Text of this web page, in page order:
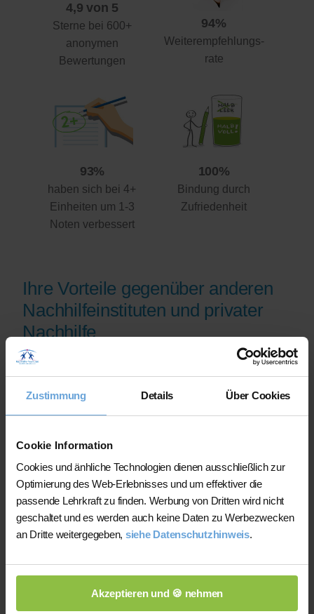
Zustimmung Details Über Cookies
Cookie Information
Cookies und änhliche Technologien dienen ausschließlich zur
Optimierung des Web-Erlebnisses und um effektiver die
passende Lehrkraft zu finden. Werbung von Dritten wird nicht
geschaltet und es werden auch keine Daten zu Werbezwecken
an Dritte weitergegeben, siehe Datenschutzhinweis.
Akzeptieren und 🍪 nehmen
4,9 von 5
Sterne bei 600+
anonymen
Bewertungen
94%
Weiterempfehlungs-
rate
93%
haben sich bei 4+
Einheiten um 1-3
Noten verbessert
100%
Bindung durch
Zufriedenheit
Ihre Vorteile gegenüber anderen
Nachhilfeinstituten und privater
Nachhilfe
Qualifikationsnachweise vor der
Freischaltung geprüft werden.
Nachhilfe-Team.net unterstützt Sie dabei,
möglichst schnell eine zu Ihrem Bedarf
passende Lehrkraft zu finden. Bei einem
Ausfall können Sie auf Wunsch bei der
Vermittlung einer anderen Lehrkraft
unterstützt werden.
ihren Unterricht eigenständig.
Die jeweilige Lehrkraft stimmt Lernziele,